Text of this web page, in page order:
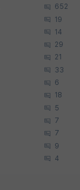
652
19
14
29
21
33
6
18
5
7
7
9
4